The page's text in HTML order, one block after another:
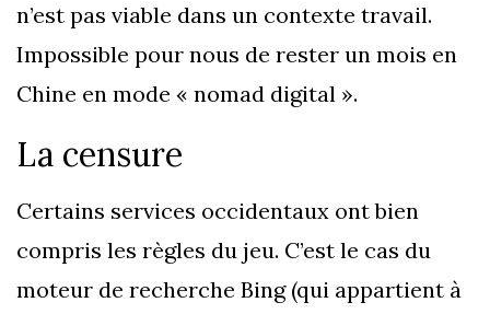
n’est pas viable dans un contexte travail.
Impossible pour nous de rester un mois en
Chine en mode « nomad digital ».
La censure
Certains services occidentaux ont bien
compris les règles du jeu. C’est le cas du
moteur de recherche Bing (qui appartient à